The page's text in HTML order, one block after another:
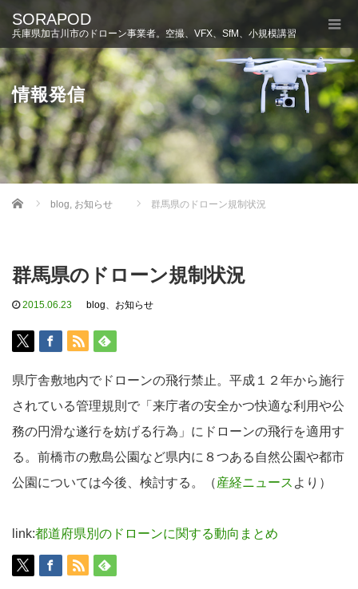
SORAPOD
兵庫県加古川市のドローン事業者。空撮、VFX、SfM、小規模講習
情報発信
Home blog, お知らせ 群馬県のドローン規制状況
群馬県のドローン規制状況
2015.06.23 blog、 お知らせ
県庁舎敷地内でドローンの飛行禁止。平成１２年から施行
されている管理規則で「来庁者の安全かつ快適な利用や公
務の円滑な遂行を妨げる行為」にドローンの飛行を適用す
る。前橋市の敷島公園など県内に８つある自然公園や都市
公園については今後、検討する。（産経ニュース より）
link:都道府県別のドローンに関する動向まとめ